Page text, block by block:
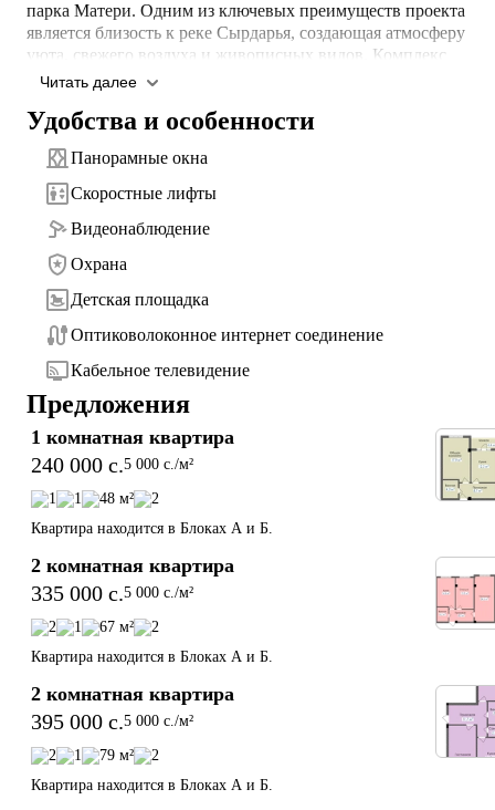
парка Матери. Одним из ключевых преимуществ проекта
является близость к реке Сырдарья, создающая атмосферу
уюта, свежего воздуха и живописных видов. Комплекс
сочетает выгодное расположение, современную архитектуру
комфортного проживания, так и для инвестиций.
панорамными видами, который придаёт комплексу
дополнительный уровень комфорта и статуса.
⭐ Комфорт и сервис для жителей:
- Просторные квартиры с панорамными окнами
- Современные скоростные и бесшумные лифты
- Круглосуточное видеонаблюдение
- Охрана территории 24/7
- Высокоскоростной оптоволоконный интернет
- Кабельное телевидение
🏗 Технические характеристики:
- Строительство ведётся по монолитной технологии
(прочность и долговечность)
- Комплекс состоит из 2 блоков
- Квартиры расположены с 1 по 7 этажи
- 1 этаж отведён под коммерческие помещения
- На 7 этаже предусмотрены квартиры с террасами
- Рассрочка до завершения строительства
- Срок — до 18 месяцев
📍 Локация:
ЖК «Кайрокум» расположен на улице Истиклол — в районе
с развитой инфраструктурой, рядом с рекой и удобной
транспортной доступностью. В шаговой доступности
Читать далее
Удобства и особенности
Панорамные окна
Скоростные лифты
Видеонаблюдение
Охрана
Детская площадка
Оптиковолоконное интернет соединение
Кабельное телевидение
Предложения
1 комнатная квартира
240 000 c.5 000 c./м²
1 1 48 м²
2
Квартира находится в Блоках А и Б.
2 комнатная квартира
335 000 c.5 000 c./м²
2 1 67 м²
2
Квартира находится в Блоках А и Б.
2 комнатная квартира
395 000 c.5 000 c./м²
2 1 79 м²
2
Квартира находится в Блоках А и Б.